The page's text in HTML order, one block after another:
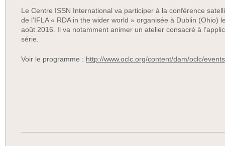
Le Centre ISSN International va participer à la conférence
de l’IFLA « RDA in the wider world » organisée à Dublin (Ohio)
août 2016. Il va notamment animer un atelier consacré à
série.
Voir le programme : http://www.oclc.org/content/dam/oclc/